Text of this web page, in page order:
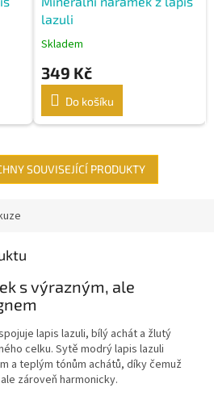
lazuli
Skladem
349 Kč
Do košíku
SOUVISEJÍCÍ PRODUKTY
s výrazným, ale
lapis lazuli, bílý achát a žlutý
celku. Sytě modrý lapis lazuli
a teplým tónům achátů, díky čemuž
zároveň harmonicky.